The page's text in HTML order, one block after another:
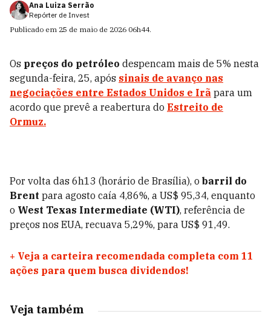
Ana Luiza Serrão
Repórter de Invest
Publicado em 25 de maio de 2026 06h44.
Os preços do petróleo despencam mais de 5% nesta
segunda-feira, 25, após sinais de avanço nas
negociações entre Estados Unidos e Irã para um
acordo que prevê a reabertura do Estreito de
Ormuz.
Por volta das 6h13 (horário de Brasília), o barril do
Brent para agosto caía 4,86%, a US$ 95,34, enquanto
o West Texas Intermediate (WTI), referência de
preços nos EUA, recuava 5,29%, para US$ 91,49.
+ Veja a carteira recomendada completa com 11
ações para quem busca dividendos!
Veja também